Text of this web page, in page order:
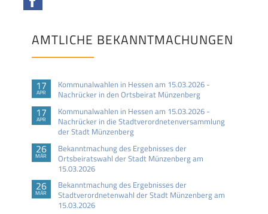
AMTLICHE BEKANNTMACHUNGEN
17
APR
Kommunalwahlen in Hessen am 15.03.2026 -
Nachrücker in den Ortsbeirat Münzenberg
17
APR
Kommunalwahlen in Hessen am 15.03.2026 -
Nachrücker in die Stadtverordnetenversammlung
der Stadt Münzenberg
26
MÄR
Bekanntmachung des Ergebnisses der
Ortsbeiratswahl der Stadt Münzenberg am
15.03.2026
26
MÄR
Bekanntmachung des Ergebnisses der
Stadtverordnetenwahl der Stadt Münzenberg am
15.03.2026